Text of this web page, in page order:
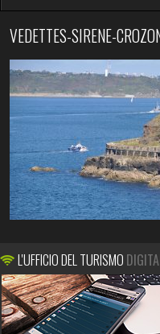
VEDETTES-SIRENE-
L'UFFICIO DEL TURISMO